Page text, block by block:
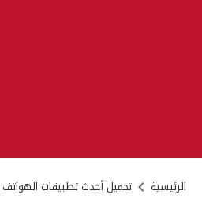
الرئيسية تحميل أحدث تطبيقات الهواتف